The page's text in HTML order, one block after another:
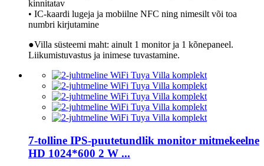
kinnitatav
• IC-kaardi lugeja ja mobiilne NFC ning nimesilt või toa
numbri kirjutamine
●Villa süsteemi maht: ainult 1 monitor ja 1 kõnepaneel.
Liikumistuvastus ja inimese tuvastamine.
7-tolline IPS-puutetundlik monitor mitmekeelne
HD 1024*600 2 W ...